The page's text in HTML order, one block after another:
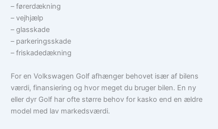
– førerdækning
– vejhjælp
– glasskade
– parkeringsskade
– friskadedækning
For en Volkswagen Golf afhænger behovet især af bilens
værdi, finansiering og hvor meget du bruger bilen. En ny
eller dyr Golf har ofte større behov for kasko end en ældre
model med lav markedsværdi.